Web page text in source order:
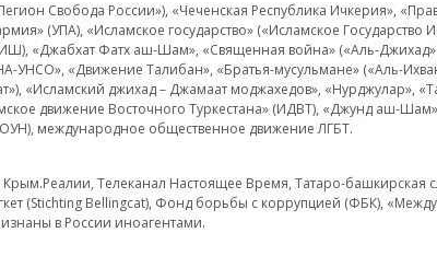
Свобода России»), «Чеченская Республика Ичкерия»,
(УПА), «Исламское государство» («Исламское
«Джабхат Фатх аш-Шам», «Священная война» («Аль-Джихад»
«Движение Талибан», «Братья-мусульмане» («Аль-
«Исламский джихад – Джамаат моджахедов», «Нурджулар»,
движение Восточного Туркестана» (ИДВТ), «Джунд аш-
международное общественное движение ЛГБТ.
Крым.Реалии, Телеканал Настоящее Время, Татаро-
(Stichting Bellingcat), Фонд борьбы с коррупцией (ФБК),
в России иноагентами.